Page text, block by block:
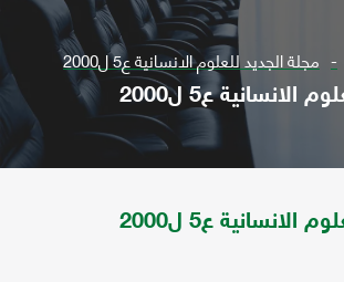
مجلة الجديد للعلوم الانسانية ع5 ل2000
ع5 ل2000
ع5 ل2000